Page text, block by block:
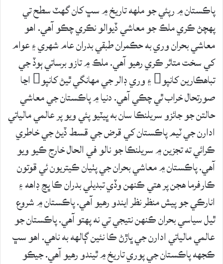
پاڪستان ۾ رپئي جو ملهه تاريخ ۾ سڀ کان گهٽ سطح تي
پهچڻ ڪري ملڪ جو معاشي ڏيوالو نڪري چڪو آهي. اهو
معاشي بحران وري به حڪمران طبقي بدران عام شهري ۽ عوام
کي سخت متاثر ڪري رهيو آهي. ملڪ ۾ تازو برساتي ٻوڏ جي
تباهڪارين کانپو ۽ وري ڊالر جي مهانگي ٿيڻ کانپو اڃا
صورتحال خراب ٿي چڪي آهي. دنيا ۾ پاڪستان جي معاشي
حالتن جو جائزو سريلنڪا سان به ڀيٽيو پئي ويو پر عالمي مالياتي
ادارن جي ٽيم پاڪستان کي قرض جي قسط ڏيڻ جي خاطري
ڪرائي ته تجزين ۾ سريلنڪا جو نالو في الحال خارج ڪيو ويو
آهي. پاڪستان ۾ معاشي بحران جي پٺيان ڪيتريون ئي قوتون
ڪارفرما هجن پر هتي ڪنهن وڏي تبديلي بدران ڪا ڀڃ ڊاهه ۽
انارڪي جو پيش منظر نظر ايندو رهيو آهي. پاڪستان ۾ شروع
ٿيل سياسي بحران ڪنهن نتيجي تي نه پهتو آهي. پاڪستان جو
عالمي مالياتي ادارن جي ڀاڙڻ ڪا نئين ڳالهه به ناهي. اهو سڀ
ڪجهه پاڪستان جي پوري تاريخ ۾ ٿيندو رهيو آهي. جيڪو